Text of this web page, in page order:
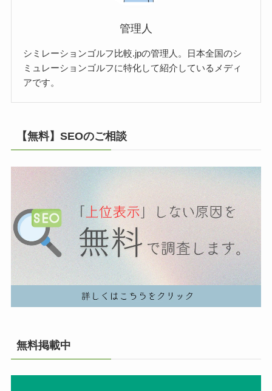
管理人
シミレーションゴルフ比較.jpの管理人。日本全国のシ
ミュレーションゴルフに特化して紹介しているメディ
アです。
【無料】SEOのご相談
無料掲載中